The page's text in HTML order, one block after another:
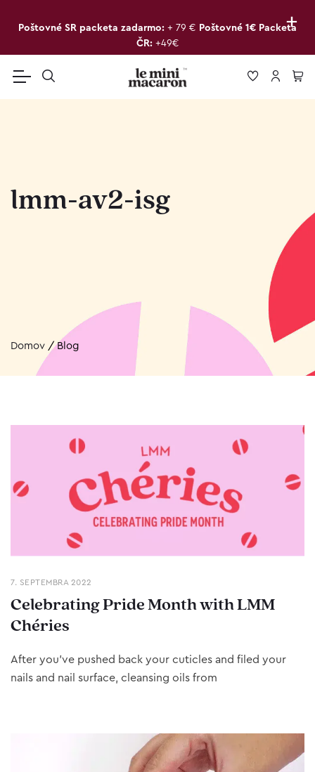
+
Poštovné SR packeta zadarmo: + 79 € Poštovné 1€ Packeta
ČR: +49€
lmm-av2-isg
Domov /Blog
7. SEPTEMBRA 2022
Celebrating Pride Month with LMM
Chéries
After you’ve pushed back your cuticles and filed your
nails and nail surface, cleansing oils from